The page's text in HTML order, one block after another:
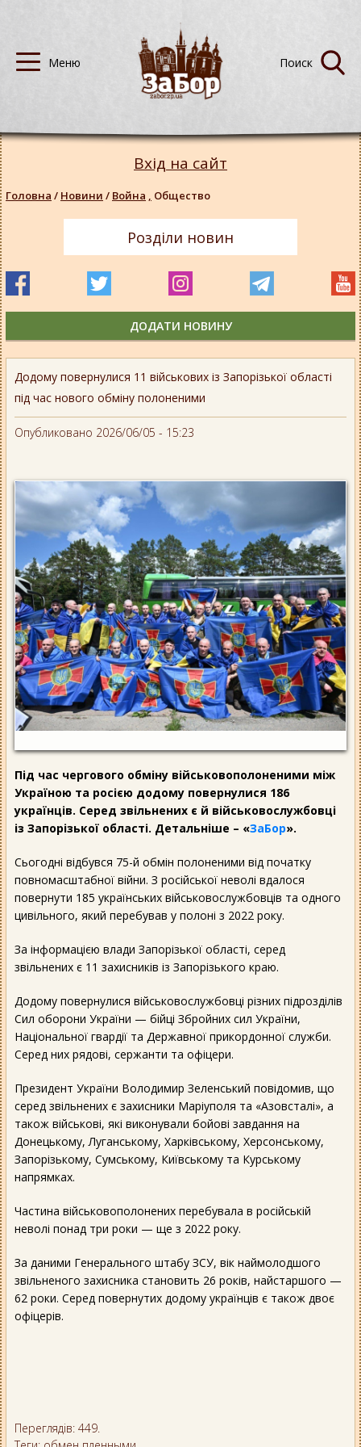
Додому повернулися 11 військових із Запорізької області
під час нового обміну полоненими
Опубликовано 2026/06/05 - 15:23
Під час чергового обміну військовополоненими між
Україною та росією додому повернулися 186
українців. Серед звільнених є й військовослужбовці
із Запорізької області. Детальніше – «ЗаБор».
Сьогодні відбувся 75-й обмін полоненими від початку
повномасштабної війни. З російської неволі вдалося
повернути 185 українських військовослужбовців та одного
цивільного, який перебував у полоні з 2022 року.
За інформацією влади Запорізької області, серед
звільнених є 11 захисників із Запорізького краю.
Додому повернулися військовослужбовці різних підрозділів
Сил оборони України — бійці Збройних сил України,
Національної гвардії та Державної прикордонної служби.
Серед них рядові, сержанти та офіцери.
Президент України Володимир Зеленський повідомив, що
серед звільнених є захисники Маріуполя та «Азовсталі», а
також військові, які виконували бойові завдання на
Донецькому, Луганському, Харківському, Херсонському,
Запорізькому, Сумському, Київському та Курському
напрямках.
Частина військовополонених перебувала в російській
неволі понад три роки — ще з 2022 року.
За даними Генерального штабу ЗСУ, вік наймолодшого
звільненого захисника становить 26 років, найстаршого —
62 роки. Серед повернутих додому українців є також двоє
офіцерів.
Переглядів: 449.
Вхід на сайт
Головна / Новини / Война , Общество
Розділи новин
ДОДАТИ НОВИНУ